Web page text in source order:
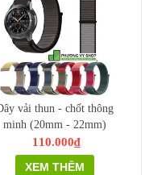
vải thun - chốt thông
minh (20mm - 22mm)
110.000₫
XEM THÊM